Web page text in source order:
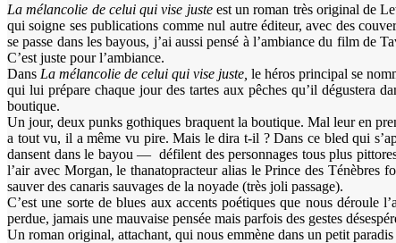
La mélancolie de celui qui vise juste est un roman très original de
qui soigne ses publications comme nul autre éditeur, avec des
se passe dans les bayous, j’ai aussi pensé à l’ambiance du film de
C’est juste pour l’ambiance.
Dans La mélancolie de celui qui vise juste, le héros principal se
qui lui prépare chaque jour des tartes aux pêches qu’il dégustera
boutique.
Un jour, deux punks gothiques braquent la boutique. Mal leur en
a tout vu, il a même vu pire. Mais le dira t-il ? Dans ce bled qui
dansent dans le bayou — défilent des personnages tous plus
l’air avec Morgan, le thanatopracteur alias le Prince des Ténèbres
sauver des canaris sauvages de la noyade (très joli passage).
C’est une sorte de blues aux accents poétiques que nous
perdue, jamais une mauvaise pensée mais parfois des gestes
Un roman original, attachant, qui nous emmène dans un petit